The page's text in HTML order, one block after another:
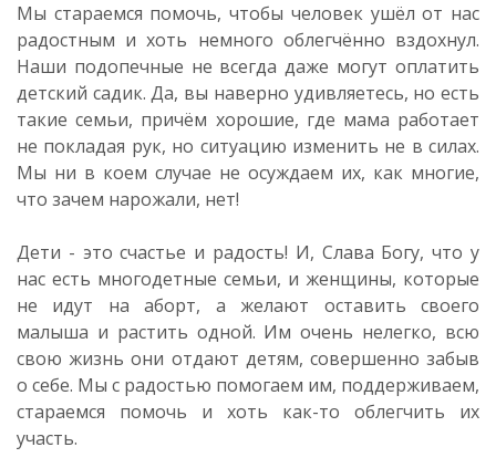
Мы стараемся помочь, чтобы человек ушёл от нас
радостным и хоть немного облегчённо вздохнул.
Наши подопечные не всегда даже могут оплатить
детский садик. Да, вы наверно удивляетесь, но есть
такие семьи, причём хорошие, где мама работает
не покладая рук, но ситуацию изменить не в силах.
Мы ни в коем случае не осуждаем их, как многие,
что зачем нарожали, нет!
Дети - это счастье и радость! И, Слава Богу, что у
нас есть многодетные семьи, и женщины, которые
не идут на аборт, а желают оставить своего
малыша и растить одной. Им очень нелегко, всю
свою жизнь они отдают детям, совершенно забыв
о себе. Мы с радостью помогаем им, поддерживаем,
стараемся помочь и хоть как-то облегчить их
участь.